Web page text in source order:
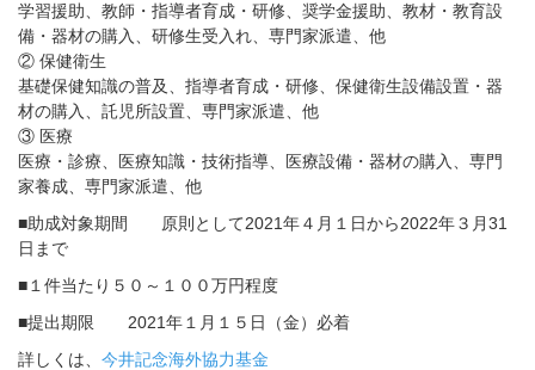
学習援助、教師・指導者育成・研修、奨学金援助、教材・教育設
備・器材の購入、研修生受入れ、専門家派遣、他
② 保健衛生
基礎保健知識の普及、指導者育成・研修、保健衛生設備設置・器
材の購入、託児所設置、専門家派遣、他
③ 医療
医療・診療、医療知識・技術指導、医療設備・器材の購入、専門
家養成、専門家派遣、他
■助成対象期間 原則として2021年４月１日から2022年３月31
日まで
■１件当たり５０～１００万円程度
■提出期限 2021年１月１５日（金）必着
詳しくは、 今井記念海外協力基金